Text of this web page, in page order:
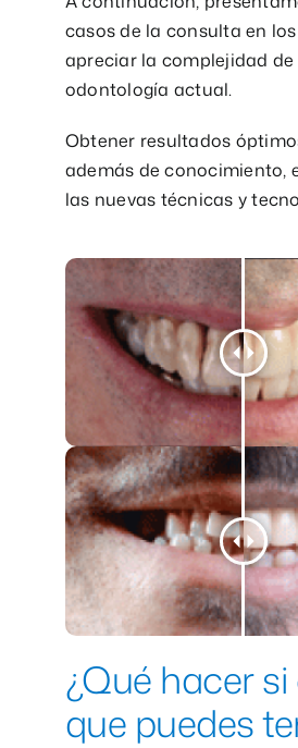
casos de la consulta en
apreciar la complejidad de
odontología actual.
Obtener resultados
además de conocimiento,
las nuevas técnicas y
¿Qué hacer
que puedes